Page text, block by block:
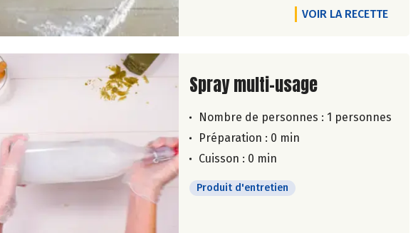
VOIR LA RECETTE
Lire la suite de la recette
Spray multi-usage
Nombre de personnes : 1 personnes
Préparation : 0 min
Cuisson : 0 min
Produit d'entretien